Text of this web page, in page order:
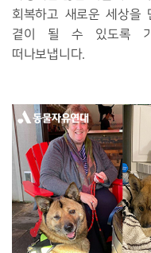
회복하고 새로운 세상을
곁이 될 수 있도록
떠나보냅니다.